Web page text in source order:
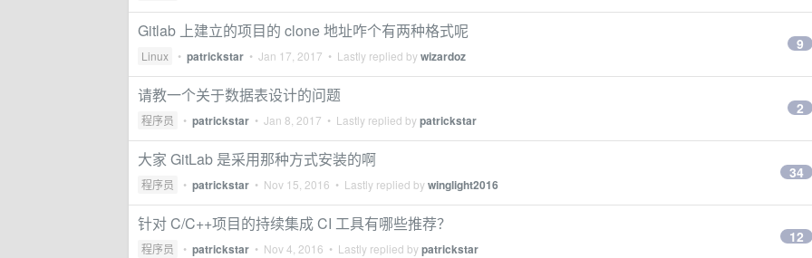
Gitlab 上建立的项目的 clone 地址咋个有两种格式呢
Linux • patrickstar • Jan 17, 2017 • Lastly replied bywizardoz
9
请教一个关于数据表设计的问题
程序员 • patrickstar • Jan 8, 2017 • Lastly replied bypatrickstar
2
大家 GitLab 是采用那种方式安装的啊
程序员 • patrickstar • Nov 15, 2016 • Lastly replied bywinglight2016
34
针对 C/C++项目的持续集成 CI 工具有哪些推荐？
程序员 • patrickstar • Nov 4, 2016 • Lastly replied bypatrickstar
12